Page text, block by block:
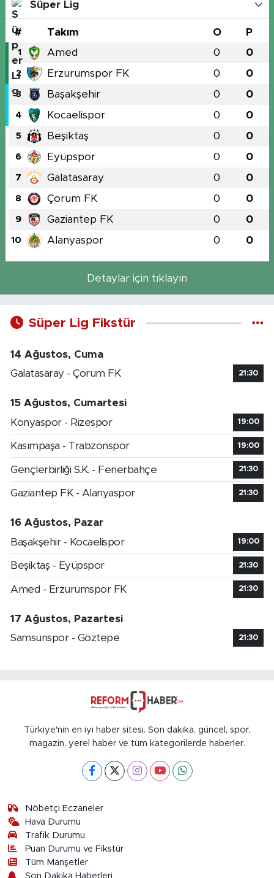
Süper Lig
# Takım O P
1 Amed 0 0
2 Erzurumspor FK 0 0
3 Başakşehir 0 0
4 Kocaelispor 0 0
5 Beşiktaş 0 0
6 Eyüpspor 0 0
7 Galatasaray 0 0
8 Çorum FK 0 0
9 Gaziantep FK 0 0
10 Alanyaspor 0 0
Detaylar için tıklayın
Süper Lig Fikstür
14 Ağustos, Cuma
Galatasaray - Çorum FK
21:30
15 Ağustos, Cumartesi
Konyaspor - Rizespor
19:00
Kasımpaşa - Trabzonspor 19:00
Gençlerbirliği S.K. - Fenerbahçe 21:30
Gaziantep FK - Alanyaspor 21:30
16 Ağustos, Pazar
Başakşehir - Kocaelispor
19:00
Beşiktaş - Eyüpspor 21:30
Amed - Erzurumspor FK 21:30
17 Ağustos, Pazartesi
Samsunspor - Göztepe
21:30
Türkiye'nin en iyi haber sitesi. Son dakika, güncel, spor,
magazin, yerel haber ve tüm kategorilerde haberler.
Nöbetçi Eczaneler
Hava Durumu
Trafik Durumu
Puan Durumu ve Fikstür
Tüm Manşetler
Son Dakika Haberleri